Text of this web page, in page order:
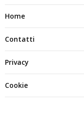
Home
Contatti
Privacy
Cookie